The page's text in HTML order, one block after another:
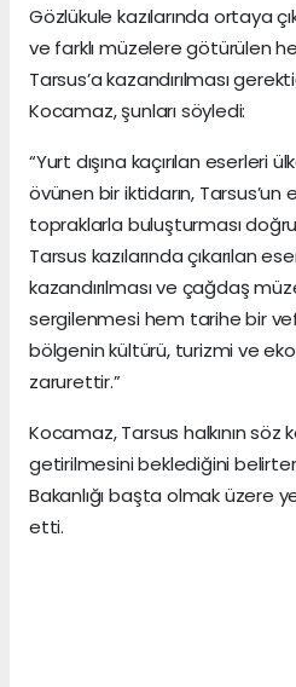
Gözlükule kazılarında ortaya
ve farklı müzelere götürülen
Tarsus’a kazandırılması
Kocamaz, şunları söyledi:
“Yurt dışına kaçırılan eserleri
övünen bir iktidarın, Tarsus’un
topraklarla buluşturması
Tarsus kazılarında çıkarılan
kazandırılması ve çağdaş
sergilenmesi hem tarihe bir
bölgenin kültürü, turizmi ve
zarurettir.”
Kocamaz, Tarsus halkının
getirilmesini beklediğini
Bakanlığı başta olmak üzere
etti.